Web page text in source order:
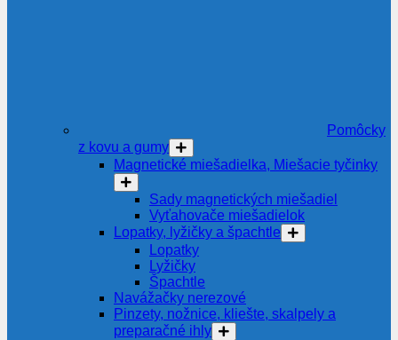
Pomôcky
z kovu a gumy
Magnetické miešadielka, Miešacie tyčinky
Sady magnetických miešadiel
Vyťahovače miešadielok
Lopatky, lyžičky a špachtle
Lopatky
Lyžičky
Špachtle
Navážačky nerezové
Pinzety, nožnice, kliešte, skalpely a
preparačné ihly